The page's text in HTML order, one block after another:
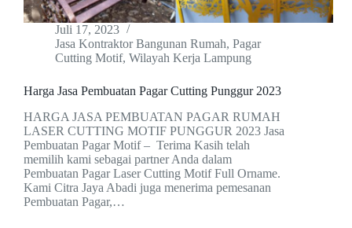
Juli 17, 2023
Jasa Kontraktor Bangunan Rumah, Pagar
Cutting Motif, Wilayah Kerja Lampung
Harga Jasa Pembuatan Pagar Cutting Punggur 2023
HARGA JASA PEMBUATAN PAGAR RUMAH
LASER CUTTING MOTIF PUNGGUR 2023 Jasa
Pembuatan Pagar Motif – Terima Kasih telah
memilih kami sebagai partner Anda dalam
Pembuatan Pagar Laser Cutting Motif Full Orname.
Kami Citra Jaya Abadi juga menerima pemesanan
Pembuatan Pagar,…